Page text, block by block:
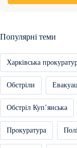
Популярні теми
Харківська
Обстріли
Обстріл Купʼянська
Прокуратура